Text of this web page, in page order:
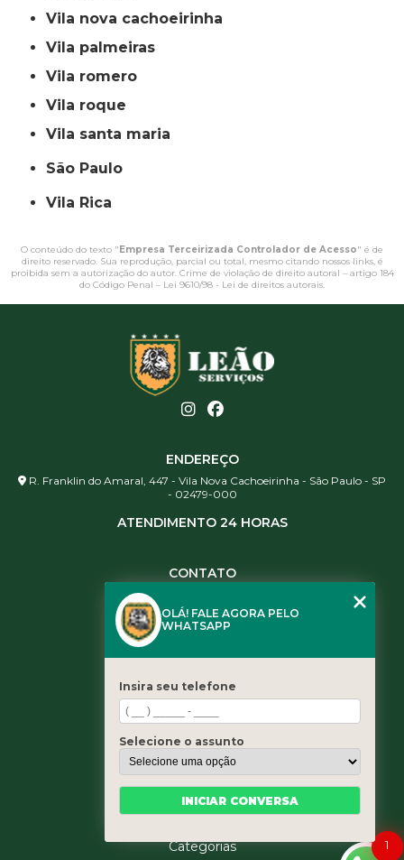
vila nova cachoeirinha
vila palmeiras
vila romero
vila roque
vila santa maria
São Paulo
Vila Rica
O conteúdo do texto " Empresa Terceirizada Controlador de Acesso" é de
direito reservado. Sua reprodução, parcial ou total, mesmo citando nossos links, é
proibida sem a autorização do autor. Crime de violação de direito autoral – artigo 184
do Código Penal – Lei 9610/98 - Lei de direitos autorais.
ENDEREÇO
R. Franklin do Amaral, 447 - Vila Nova Cachoeirinha - São Paulo - SP
- 02479-000
ATENDIMENTO 24 HORAS
CONTATO
(11) 3461-5871
contato@leaoservicos.com.br
Home
Quem somos
Serviços
Blog
Categorias
1
OLÁ! FALE AGORA PELO
WHATSAPP
Insira seu telefone
Selecione o assunto
INICIAR CONVERSA